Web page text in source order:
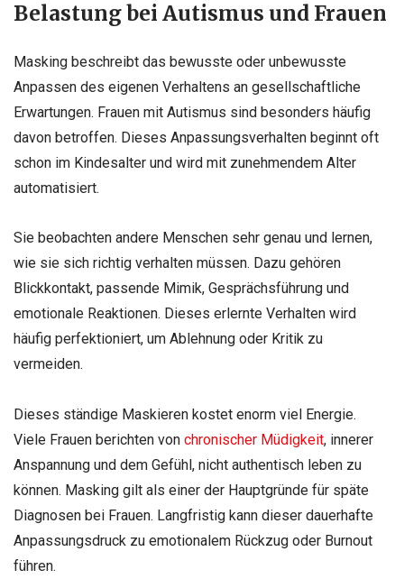
Belastung bei Autismus und Frauen
Masking beschreibt das bewusste oder unbewusste
Anpassen des eigenen Verhaltens an gesellschaftliche
Erwartungen. Frauen mit Autismus sind besonders häufig
davon betroffen. Dieses Anpassungsverhalten beginnt oft
schon im Kindesalter und wird mit zunehmendem Alter
automatisiert.
Sie beobachten andere Menschen sehr genau und lernen,
wie sie sich richtig verhalten müssen. Dazu gehören
Blickkontakt, passende Mimik, Gesprächsführung und
emotionale Reaktionen. Dieses erlernte Verhalten wird
häufig perfektioniert, um Ablehnung oder Kritik zu
vermeiden.
Dieses ständige Maskieren kostet enorm viel Energie.
Viele Frauen berichten von chronischer Müdigkeit, innerer
Anspannung und dem Gefühl, nicht authentisch leben zu
können. Masking gilt als einer der Hauptgründe für späte
Diagnosen bei Frauen. Langfristig kann dieser dauerhafte
Anpassungsdruck zu emotionalem Rückzug oder Burnout
führen.